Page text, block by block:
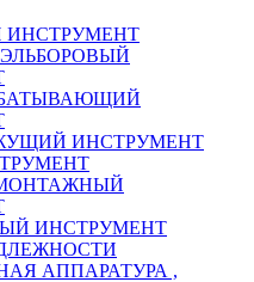
ИНСТРУМЕНТ
ИНСТРУМЕНТ
ИНСТРУМЕНТ
АППАРАТУРА ,